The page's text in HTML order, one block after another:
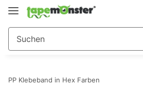
PP Klebeband in Hex Farben